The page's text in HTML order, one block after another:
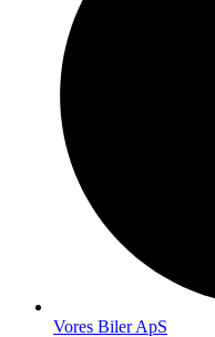
Vores Biler ApS